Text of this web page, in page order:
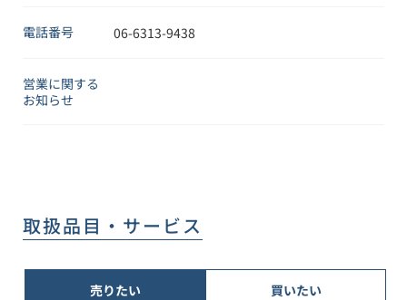
電話番号 06-6313-9438
営業に関する
お知らせ
取扱品目・サービス
売りたい 買いたい